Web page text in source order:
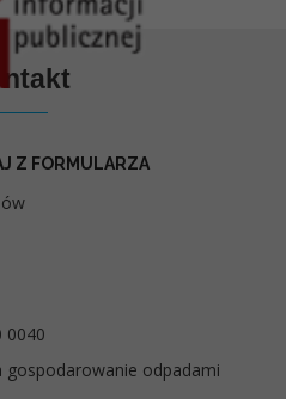
Z FORMULARZA
0040
gospodarowanie odpadami